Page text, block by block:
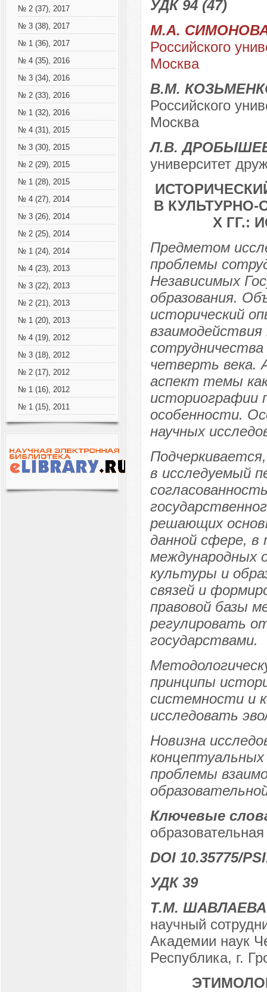
№ 2 (37), 2017
№ 3 (38), 2017
№ 1 (36), 2017
№ 4 (35), 2016
№ 3 (34), 2016
№ 2 (33), 2016
№ 1 (32), 2016
№ 4 (31), 2015
№ 3 (30), 2015
№ 2 (29), 2015
№ 1 (28), 2015
№ 4 (27), 2014
№ 3 (26), 2014
№ 2 (25), 2014
№ 1 (24), 2014
№ 4 (23), 2013
№ 3 (22), 2013
№ 2 (21), 2013
№ 1 (20), 2013
№ 4 (19), 2012
№ 3 (18), 2012
№ 2 (17), 2012
№ 1 (16), 2012
№ 1 (15), 2011
УДК 94 (47)
М.А.
Российского
Москва
В.М.
Российского
Москва
Л.В.
университет
В КУЛЬТУРНО-
Х ГГ.:
Предметом
проблемы
Независимых
образования.
исторический
взаимодействия
четверть века.
аспект темы
историографии
особенности.
научных
в исследуемый
решающих
данной сфере, в
международных
культуры и
связей и
правовой базы
регулировать
государствами.
принципы
системности и
исследовать
Новизна
проблемы
Ключевые
DOI 10.35775/
УДК 39
Т.М. ШАВЛАЕВА
научный
Академии наук
Республика, г.